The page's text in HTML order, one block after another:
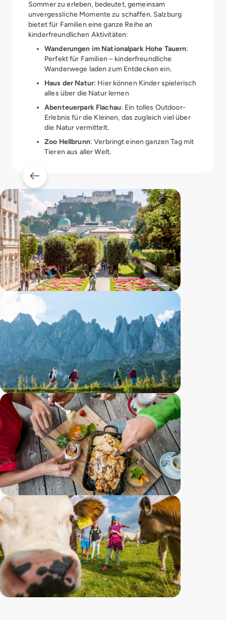
Sommer zu erleben, bedeutet, gemeinsam
unvergessliche Momente zu schaffen. Salzburg
bietet für Familien eine ganze Reihe an
kinderfreundlichen Aktivitäten:
Wanderungen im Nationalpark Hohe Tauern:
Perfekt für Familien – kinderfreundliche
Wanderwege laden zum Entdecken ein.
Haus der Natur: Hier können Kinder spielerisch
alles über die Natur lernen
Abenteuerpark Flachau: Ein tolles Outdoor-
Erlebnis für die Kleinen, das zugleich viel über
die Natur vermittelt.
Zoo Hellbrunn: Verbringt einen ganzen Tag mit
Tieren aus aller Welt.